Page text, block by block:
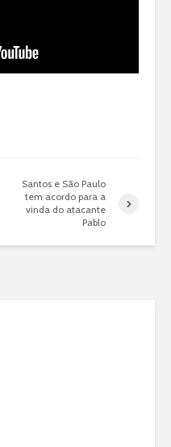
Santos e São Paulo
tem acordo para a
vinda do atacante
Pablo